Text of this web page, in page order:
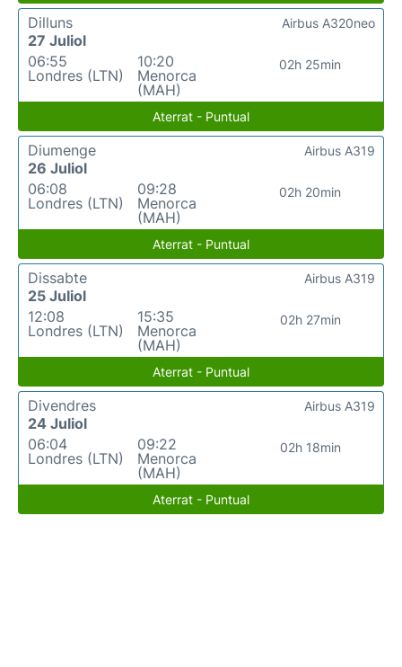
Dilluns
27 Juliol
06:55
Londres (LTN)
10:20
Menorca
(MAH)
02h 25min
Airbus A320neo
Aterrat - Puntual
Diumenge
26 Juliol
06:08
Londres (LTN)
09:28
Menorca
(MAH)
02h 20min
Airbus A319
Aterrat - Puntual
Dissabte
25 Juliol
12:08
Londres (LTN)
15:35
Menorca
(MAH)
02h 27min
Airbus A319
Aterrat - Puntual
Divendres
24 Juliol
06:04
Londres (LTN)
09:22
Menorca
(MAH)
02h 18min
Airbus A319
Aterrat - Puntual